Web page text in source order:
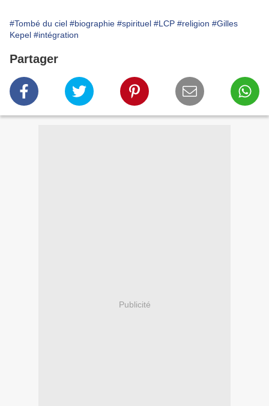
#Tombé du ciel #biographie #spirituel #LCP #religion #Gilles
Kepel #intégration
Partager
Publicité